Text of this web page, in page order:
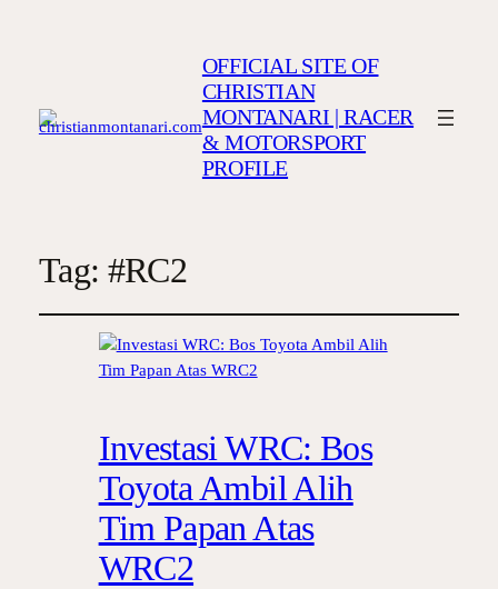
OFFICIAL SITE OF
CHRISTIAN
MONTANARI | RACER
& MOTORSPORT
PROFILE
Tag: #RC2
Investasi WRC: Bos
Toyota Ambil Alih
Tim Papan Atas
WRC2